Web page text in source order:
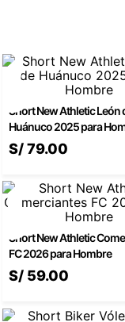
Niños
Accesorios
👀 Lo Nuevo
🤑 Zona Outlet
Short New Athletic León
Huánuco 2025 para
S/79.00
Short New Athletic
FC 2026 para Hombre
S/ 59.00